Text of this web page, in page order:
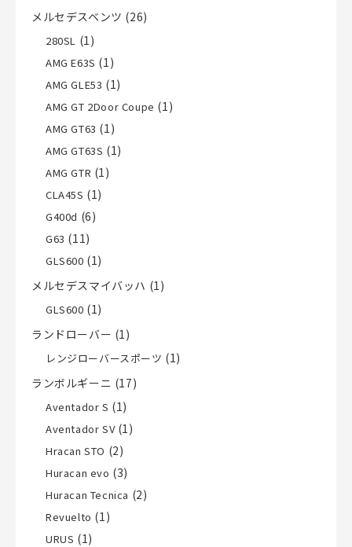
メルセデスベンツ (26)
280SL (1)
AMG E63S (1)
AMG GLE53 (1)
AMG GT 2Door Coupe (1)
AMG GT63 (1)
AMG GT63S (1)
AMG GTR (1)
CLA45S (1)
G400d (6)
G63 (11)
GLS600 (1)
メルセデスマイバッハ (1)
GLS600 (1)
ランドローバー (1)
レンジローバースポーツ (1)
ランボルギーニ (17)
Aventador S (1)
Aventador SV(1)
Hracan STO (2)
Huracan evo (3)
Huracan Tecnica (2)
Revuelto (1)
URUS (1)